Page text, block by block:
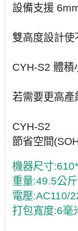
設備支援
雙高度設計
CYH-S2 體積
若需要更高
CYH-S2
節省空間
機器尺寸
重量:49.5公斤
電壓:AC110/
打包寬度:6毫